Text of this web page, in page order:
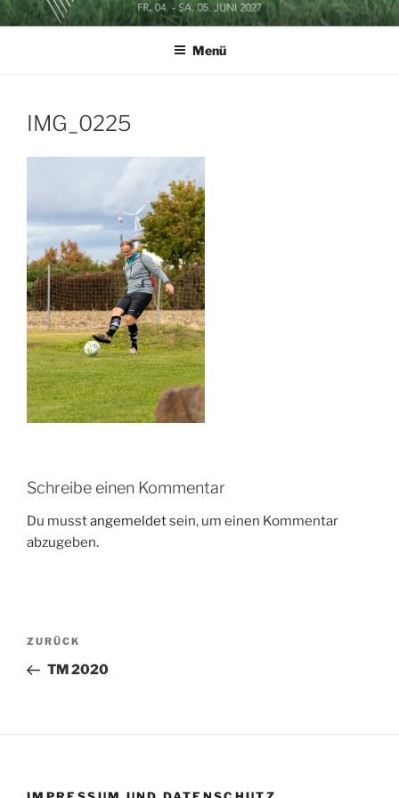
Zum
InhaltSOCCERGOLF BUSINESSCUP
Menü
IMG_0225
Schreibe einen Kommentar
Du musstangemeldetsein, um einen Kommentar
abzugeben.
Beitragsnavigation
Vorheriger
Beitrag
ZURÜCK
TM 2020